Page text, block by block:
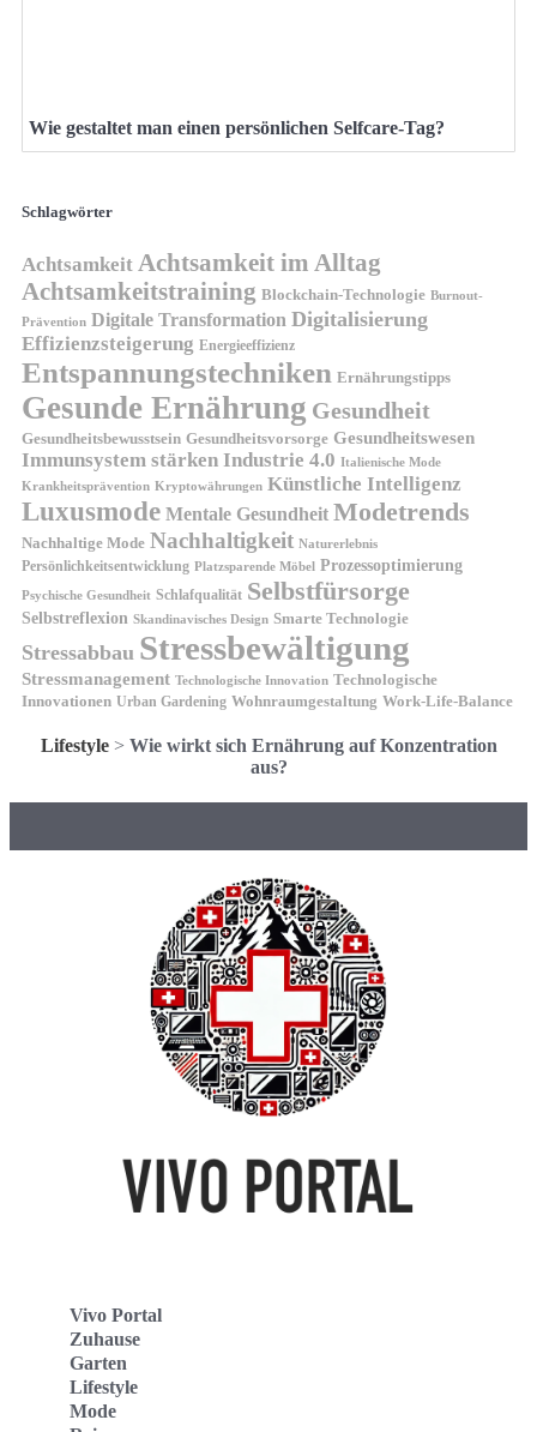
Wie gestaltet man einen persönlichen Selfcare-Tag?
Schlagwörter
Achtsamkeit Achtsamkeit im Alltag
Achtsamkeitstraining Blockchain-Technologie Burnout-
Prävention Digitale Transformation Digitalisierung
Effizienzsteigerung Energieeffizienz
Entspannungstechniken Ernährungstipps
Gesunde Ernährung Gesundheit
Gesundheitsbewusstsein Gesundheitsvorsorge Gesundheitswesen
Immunsystem stärken Industrie 4.0 Italienische Mode
Krankheitsprävention Kryptowährungen Künstliche Intelligenz
Luxusmode Mentale Gesundheit Modetrends
Nachhaltige Mode Nachhaltigkeit Naturerlebnis
Persönlichkeitsentwicklung Platzsparende Möbel Prozessoptimierung
Psychische Gesundheit Schlafqualität Selbstfürsorge
Selbstreflexion Skandinavisches Design Smarte Technologie
Stressabbau Stressbewältigung
Stressmanagement Technologische Innovation Technologische
Innovationen Urban Gardening Wohnraumgestaltung Work-Life-Balance
Lifestyle> Wie wirkt sich Ernährung auf Konzentration
aus?
Vivo Portal
Zuhause
Garten
Lifestyle
Mode